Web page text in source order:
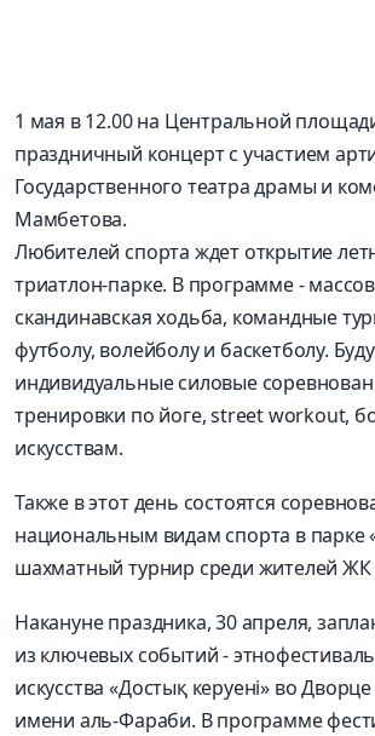
1 мая в 12.00 на Центральной
праздничный концерт с участием
Государственного театра драмы и
Мамбетова.
Любителей спорта ждет открытие
триатлон-парке. В программе -
скандинавская ходьба, командные
футболу, волейболу и бас­кетболу.
индивидуальные силовые
тренировки по йоге, street workout,
искусствам.
Также в этот день состоятся
национальным видам спорта в парке
шахматный турнир среди жителей ЖК
Накануне праздника, 30 апреля,
из ключевых событий -
искусства «Достық керуені» во
имени аль-Фараби. В программе